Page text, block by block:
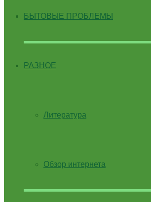
БЫТОВЫЕ ПРОБЛЕМЫ
РАЗНОЕ
Литература
Обзор интернета